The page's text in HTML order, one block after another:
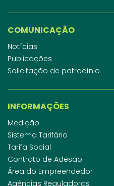
COMUNICAÇÃO
Notícias
Publicações
Solicitação de patrocínio
INFORMAÇÕES
Medição
Sistema Tarifário
Tarifa Social
Contrato de Adesão
Área do Empreendedor
Agências Reguladoras